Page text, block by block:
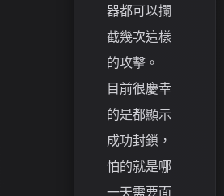
器都可以攔
截幾次這樣
的攻擊。
目前很慶幸
的是都顯示
成功封鎖，
怕的就是哪
一天需要面